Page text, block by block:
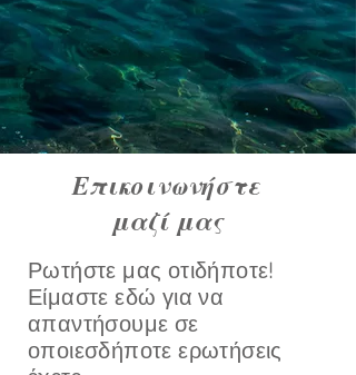
Επικοινωνήστε
μαζί μας
Ρωτήστε μας οτιδήποτε!
Είμαστε εδώ για να
απαντήσουμε σε
οποιεσδήποτε ερωτήσεις